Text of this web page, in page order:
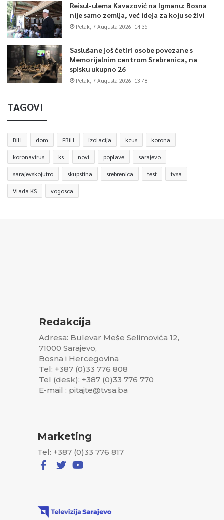
Reisul-ulema Kavazović na Igmanu: Bosna
nije samo zemlja, već ideja za koju se živi
Petak, 7 Augusta 2026, 14:35
Saslušane još četiri osobe povezane s
Memorijalnim centrom Srebrenica, na
spisku ukupno 26
Petak, 7 Augusta 2026, 13:48
TAGOVI
BiH dom FBiH izolacija kcus korona
koronavirus ks novi poplave sarajevo
sarajevskojutro skupstina srebrenica test tvsa
Vlada KS vogosca
Redakcija
Adresa: Bulevar Meše Selimovića 12,
71000 Sarajevo,
Bosna i Hercegovina
Tel: +387 (0)33 776 808
Tel (desk): +387 (0)33 776 770
E-mail : pitajte@tvsa.ba
Marketing
Tel: +387 (0)33 776 817